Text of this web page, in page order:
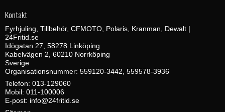
Kontakt
Fyrhjuling, Tillbehör, CFMOTO, Polaris, Kranman, Dewalt |
24Fritid.se
Idögatan 27, 58278 Linköping
Kabelvägen 2, 60210 Norrköping
Sverige
Organisationsnummer: 559120-3442, 559578-3936
Telefon: 013-129060
Mobil: 011-100006
E-post: info@24fritid.se